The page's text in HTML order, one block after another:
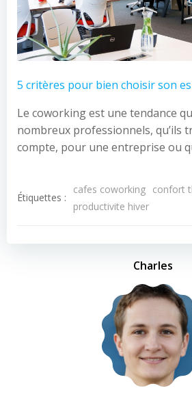
5 critères pour bien choisir son
Le coworking est une tendance
nombreux professionnels, qu’ils
compte, pour une entreprise ou
Étiquettes :
cafes coworking confort
productivite hiver
Charles